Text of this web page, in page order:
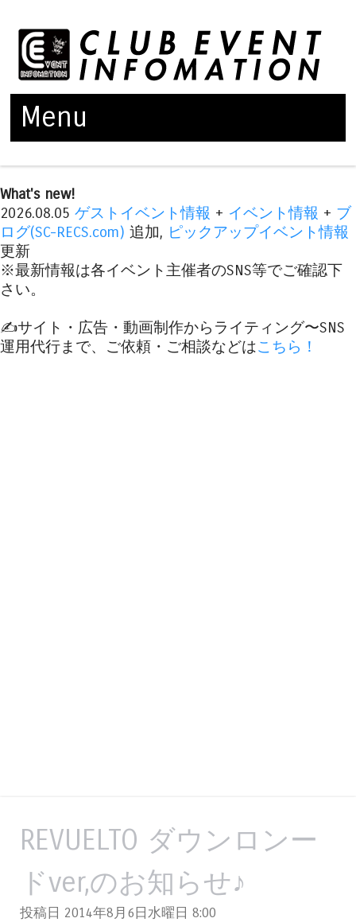
Menu
What's new!
2026.08.05 ゲストイベント情報 + イベント情報 + ブ
ログ(SC-RECS.com) 追加, ピックアップイベント情報
更新
※最新情報は各イベント主催者のSNS等でご確認下
さい。
✍️サイト・広告・動画制作からライティング〜SNS
運用代行まで、ご依頼・ご相談などはこちら！
REVUELTO ダウンロンー
ドver,のお知らせ♪
投稿日 2014年8月6日水曜日 8:00